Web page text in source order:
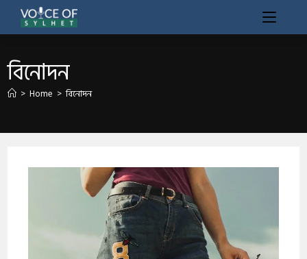
বিনোদন
> Home > বিনোদন